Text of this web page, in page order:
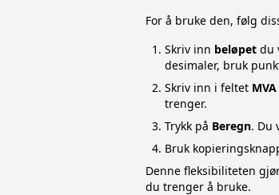
For å bruke den, følg
Skriv inn beløpet du
desimaler, bruk
Skriv inn i feltet MVA
trenger.
Trykk på Beregn. Du
Bruk
Denne fleksibiliteten
du trenger å bruke.